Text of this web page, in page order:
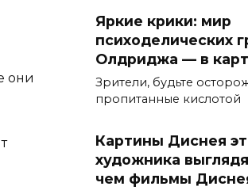
они
Яркие крики: мир
психоделических
Олдриджа — в
Зрители, будьте
пропитанные кислотой
Картины Диснея
художника
чем фильмы